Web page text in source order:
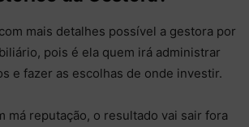
mais detalhes possível a gestora por
pois é ela quem irá administrar
e fazer as escolhas de onde investir.
má reputação, o resultado vai sair fora